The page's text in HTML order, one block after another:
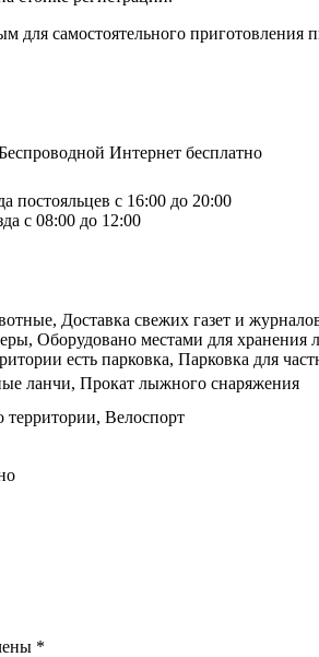
для самостоятельного приготовления
Интернет бесплатно
постояльцев с 16:00 до 20:00
с 08:00 до 12:00
Доставка свежих газет и
Оборудовано местами для
есть парковка, Парковка для
ланчи, Прокат лыжного снаряжения
Велоспорт
*